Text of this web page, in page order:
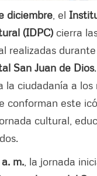
diciembre , el
(IDPC) cierra
realizadas
San Juan de Dios
la ciudadanía a los
conforman este
cultural,
m. , la jornada